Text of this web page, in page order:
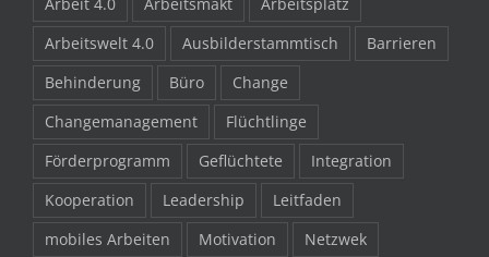
Arbeitswelt 4.0
Ausbilderstammtisch
Barrieren
Behinderung
Büro
Change
Changemanagement
Flüchtlinge
Förderprogramm
Geflüchtete
Integration
Kooperation
Leadership
Leitfaden
mobiles Arbeiten
Motivation
Netzwek